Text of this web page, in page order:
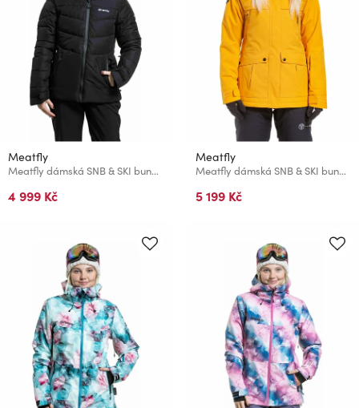
Meatfly
Meatfly dámská SNB & SKI bunda Bonie Black
4 999 Kč
Meatfly
Meatfly dámská SNB & SKI bunda Terra Sunflower
5 199 Kč